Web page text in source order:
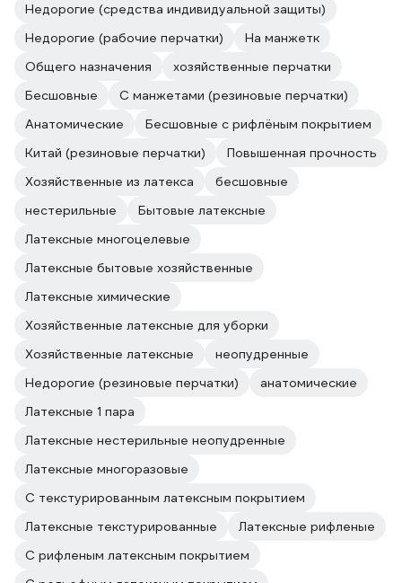
Недорогие (средства индивидуальной защиты)
Недорогие (рабочие перчатки)
На манжетк
Общего назначения
хозяйственные перчатки
Бесшовные
С манжетами (резиновые перчатки)
Анатомические
Бесшовные с рифлёным покрытием
Китай (резиновые перчатки)
Повышенная прочность
Хозяйственные из латекса
бесшовные
нестерильные
Бытовые латексные
Латексные многоцелевые
Латексные бытовые хозяйственные
Латексные химические
Хозяйственные латексные для уборки
Хозяйственные латексные
неопудренные
Недорогие (резиновые перчатки)
анатомические
Латексные 1 пара
Латексные нестерильные неопудренные
Латексные многоразовые
С текстурированным латексным покрытием
Латексные текстурированные
Латексные рифленые
С рифленым латексным покрытием